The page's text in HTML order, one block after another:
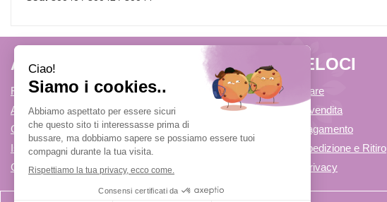
AREA UTENTE
Registrati
Accedi
Contatti
Iscrizione alla Newsletter
Cookie Policy
LINK VELOCI
Come Prenotare
Condizioni di vendita
Modalità di Pagamento
Modalità di Spedizione e Ritiro
Informativa Privacy